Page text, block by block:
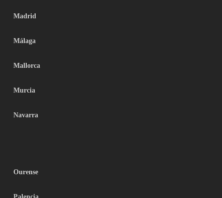
Madrid
Málaga
Mallorca
Murcia
Navarra
Ourense